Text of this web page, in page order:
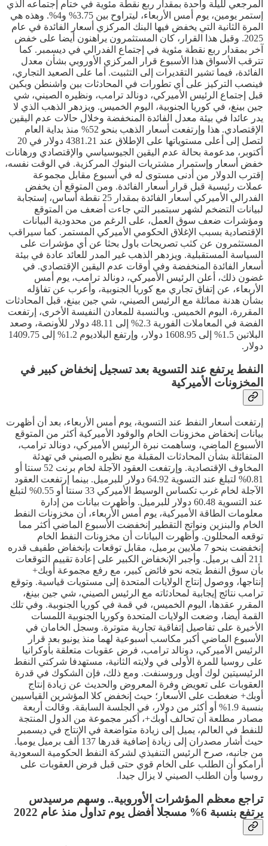
المرجعي لليلة واحدة بمقدار ربع نقطة مئوية في ختام إجتماعه الذي
إستمر يومين، يوم أمس الأربعاء، ليتراوح بين 3.75% و4%. وهذه هي
المرة الثانية التي يخفض فيها البنك المركزي أسعار الفائدة في عام
2025. وقبل هذا القرار، كان المستثمرون يراهنون أيضا على خفض
آخر بمقدار ربع نقطة مئوية في إجتماع الفدرالي في ديسمبر. كما
تترقب الأسواق هذا الأسبوع قرار المركزي الأوروبي بشأن معدل
الفائدة، فيما تشير التقديرات إلى التثبيت. أما على الصعيد التجاري،
فينصب التركيز على أي تطورات في المحادثات بين واشنطن وبكين
قبل إجتماع الرئيس الأميركي، دونالد ترامب، ونظيره الصيني، شي
جين بينغ، في كوريا الجنوبية، اليوم الخميس. ويزدهر الذهب الذي لا
يدر عائدا في بيئة معدل الفائدة المنخفضة وخلال حالات عدم اليقين
الإقتصادي. هذا وإرتفعت أسعار الذهب بنحو 52% منذ بداية العام
لتصل إلى أعلى مستوياتها على الإطلاق عند 4381.21 دولار في 20
أكتوبر، مدعومة بحالة عدم اليقين الجيوسياسي والإقتصادي ورهانات
خفض أسعار وإستمرار مشتريات البنوك المركزية. في الوقت نفسه،
إقترب الدولار من أدنى مستوى له في أسبوع مقابل مجموعة
عملات رئيسية قبل قرار أسعار الفائدة. ومن المتوقع أن يخفض
الفدرالي الأميركي أسعار الفائدة بمقدار 25 نقطة أساس، إستجابة
لبيانات التضخم لشهر سبتمبر التي جاءت أضعف من المتوقع
ومؤشرات ضعف سوق العمل، على الرغم من محدودية البيانات
الإقتصادية بسبب الإغلاق الحكومي الأميركي المستمر. كما سيراقب
المستثمرون عن كثب تصريحات باول بحثا عن أي مؤشرات على
السياسة المستقبلية. ويزدهر الذهب غير المدر للعائد عادة في بيئة
أسعار الفائدة المنخفضة وفي أوقات عدم اليقين الإقتصادي. في
غضون ذلك، أعلن الرئيس الأميركي، دونالد ترامب، يوم أمس
الأربعاء، عن إتفاق تجاري مع كوريا الجنوبية، وأعرب عن تفاؤله
بشأن هدنة مماثلة مع الرئيس الصيني، شي جين بينغ، قبل المحادثات
المقررة، اليوم الخميس. وبالنسبة للمعادن النفيسة الأخرى، إرتفعت
الفضة في المعاملات الفورية 2.3% إلى 48.11 دولار للأونصة، وصعد
البلاتين 1.5% إلى 1608.95 دولار، وإرتفع البلاديوم 1.2% إلى 1409.75
دولار.
النفط يرتفع عند التسوية بعد تسجيل إنخفاض كبير في
المخزونات الأميركية
إرتفعت أسعار النفط عند التسوية، يوم أمس الأربعاء، بعد أن أظهرت
بيانات إنخفاض مخزونات الخام والوقود الأميركية أكثر من المتوقع
الأسبوع الماضي، وساهمت نبرة الرئيس الأميركي، دونالد ترامب،
المتفائلة بشأن المحادثات المقبلة مع نظيره الصيني في تهدئة
المخاوف الإقتصادية. وإرتفعت العقود الآجلة لخام برنت 52 سنتا أو
0.81% لتبلغ عند التسوية 64.92 دولار للبرميل. بينما إرتفعت العقود
الآجلة لخام غرب تكساس الوسيط الأميركي 33 سنتا أو 0.55% لتبلغ
عند التسوية 60.48 دولار للبرميل. وأظهرت بيانات من إدارة
معلومات الطاقة الأميركية، يوم أمس الأربعاء، أن مخزونات النفط
الخام والبنزين ونواتج التقطير إنخفضت الأسبوع الماضي أكثر مما
توقعه المحللون. وأظهرت البيانات أن مخزونات النفط الخام
إنخفضت بنحو 7 ملايين برميل، مقابل توقعات بإنخفاض طفيف قدره
211 ألف برميل. وأجبر الإنخفاض الكبير على إعادة تقييم التوقعات
بأن سوق النفط يتجه نحو فائض كبير، مع رفع مجموعة أوبك+
إنتاجها، ووصول إنتاج الولايات المتحدة إلى مستويات قياسية. وتوقع
ترامب نتائج إيجابية لمحادثاته مع الرئيس الصيني، شي جين بينغ،
المقرر عقدها، اليوم الخميس، في قمة في كوريا الجنوبية. وفي تلك
القمة أيضا، وضعت الولايات المتحدة وكوريا الجنوبية اللمسات
الأخيرة على تفاصيل إتفاقية تجارية متوترة. وسجل الخامان في
الأسبوع الماضي أكبر مكاسب أسبوعية لهما منذ يونيو بعد قرار
الرئيس الأميركي، دونالد ترامب، فرض عقوبات متعلقة بأوكرانيا
على روسيا للمرة الأولى في ولايته الثانية، مستهدفا شركتي النفط
الرئيسيتين لوك أويل وروسنفت. ومع ذلك، فإن الشكوك في قدرة
العقوبات على تعويض وفرة المعروض والحديث عن زيادة إنتاج
أوبك+ ضغطت على الأسعار؛ حيث إنخفض كلا المؤشرين القياسيين
بنسبة 1.9% أو أكثر من دولار، في الجلسة السابقة. وقالت أربعة
مصادر مطلعة أن تحالف أوبك+، أكبر مجموعة من الدول المنتجة
للنفط في العالم، يميل إلى زيادة متواضعة في الإنتاج في ديسمبر
حيث أشار مصدران إلى زيادة إضافية قدرها 137 ألف برميل يوميا.
من جانبه، صرح الرئيس التنفيذي لشركة النفط الحكومية السعودية
أرامكو أن الطلب على الخام قوي حتى قبل فرض العقوبات على
روسيا وأن الطلب الصيني لا يزال جيدا.
تراجع معظم المؤشرات الأوروبية.. وسهم مرسيدس
يرتفع بنسبة 6% مسجلا أفضل يوم تداول منذ عام 2022